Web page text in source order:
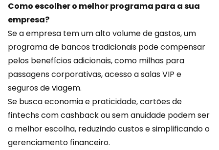
Como escolher o melhor programa para a sua
empresa?
Se a empresa tem um alto volume de gastos, um
programa de bancos tradicionais pode compensar
pelos benefícios adicionais, como milhas para
passagens corporativas, acesso a salas VIP e
seguros de viagem.
Se buscaeconomiae praticidade, cartões de
fintechs com cashback ou sem anuidade podem ser
a melhor escolha, reduzindo custos e simplificando o
gerenciamento financeiro.